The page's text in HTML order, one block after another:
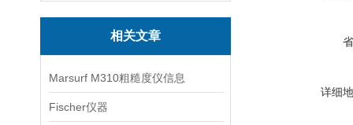
相关文章
Marsurf M310粗糙度仪信息
Fischer仪器
详细